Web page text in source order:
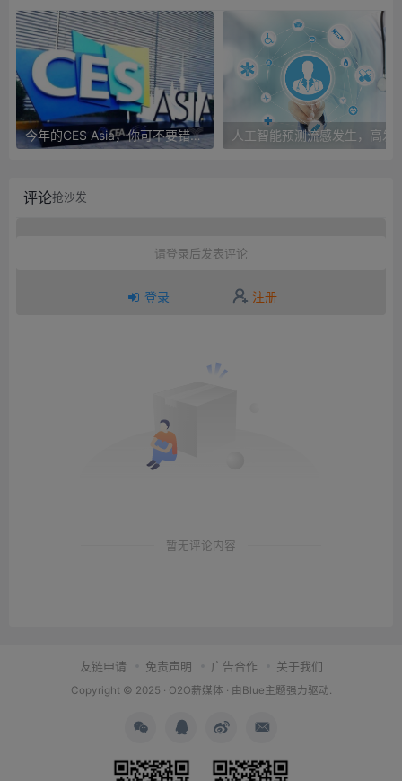
今年的CES Asia，你可不要错过这些自动驾驶看点
评论抢沙发
请登录后发表评论
登录 注册
暂无评论内容
友链申请 免责声明 广告合作 关于我们
Copyright © 2025 · O2O薪媒体 · 由 Blue主题强力驱动.